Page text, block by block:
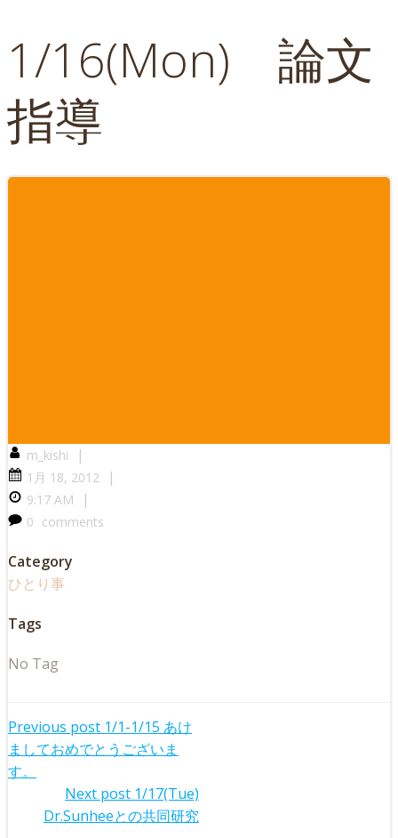
1/16(Mon) 論文
指導
m_kishi |
1月 18, 2012 |
9:17 AM |
0 comments
Category
ひとり事
Tags
No Tag
Post
navigation
Previous post 1/1-1/15 あけ
ましておめでとうございま
す。
PostNext post 1/17(Tue)
Dr.Sunheeとの共同研究